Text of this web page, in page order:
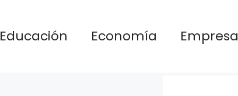
Educación Economía Empresa